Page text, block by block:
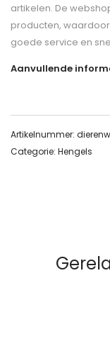
artikelen. De
producten,
goede service en
Aanvullende
Artikelnummer:
Categorie: Hengels